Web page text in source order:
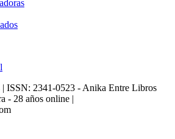
ISSN: 2341-0523 - Anika Entre Libros
- 28 años online |